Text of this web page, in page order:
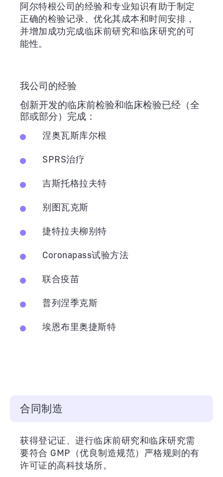
阿尔特根公司的经验和专业知识有助于制定
正确的检验记录、优化其成本和时间安排，
并增加成功完成临床前研究和临床研究的可
能性。
我公司的经验
创新开发的临床前检验和临床检验已经（全
部或部分）完成：
涅奥瓦斯库尔根
SPRS治疗
吉斯托格拉夫特
别图瓦克斯
捷特拉夫柳别特
Coronapass试验方法
联合疫苗
普列涅季克斯
埃恩布里奥捷斯特
合同制造
获得登记证、进行临床前研究和临床研究需
要符合 GMP（优良制造规范）严格规则的有
许可证的高科技场所。